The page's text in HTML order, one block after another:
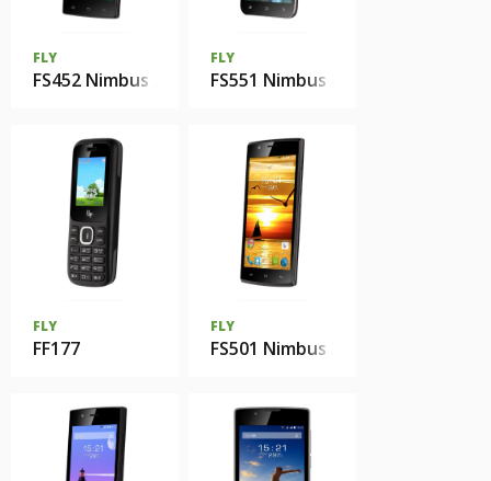
FLY
FS452 Nimbus 2
FLY
FS551 Nimbus 4
FLY
FF177
FLY
FS501 Nimbus 3